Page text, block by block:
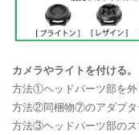
カメラやライトを付ける。
方法①ヘッドパーツ部を
方法②同梱物⑦のアダプタ
方法③ヘッドパーツ部のス